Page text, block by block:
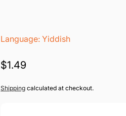
Language: Yiddish
געהעריגע
$1.49
Shippingcalculated at checkout.